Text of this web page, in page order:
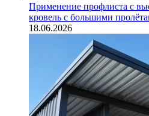
Применение профлиста с
кровель с большими
18.06.2026